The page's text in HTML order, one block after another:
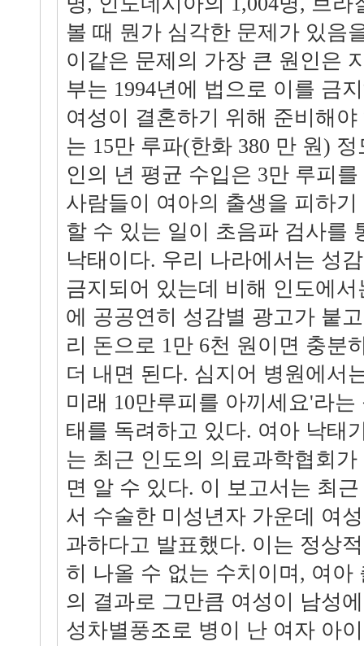
볼 때 뭔가 심각한 문제가 있음
이같은 문제의 가장 큰 원인은
부는 1994년에 법으로 이를 금
여성이 결혼하기 위해 준비해
는 15만 루파(한화 380 만 원)
인의 년 평균 수입은 3만 루피
사람들이 여아의 출생을 피하
할 수 있는 일이 초음파 검사를
낙태이다. 우리 나라에서는 성
금지되어 있는데 비해 인도에
에 공공연히 성감별 광고가 붙
리 돈으로 1만 6천 원이면 충분
더 내면 된다. 심지어 병원에서
미래 10만루피를 아끼세요'라
태를 독려하고 있다. 여아 낙태
는 최근 인도의 의료과학협회
면 알 수 있다. 이 보고서는 최
서 수술한 미성년자 가운데 여
과하다고 발표했다. 이는 정상
히 나올 수 없는 수치이며, 여아
의 결과로 그만큼 여성이 남성
성차별풍조로 병이 난 여자 아